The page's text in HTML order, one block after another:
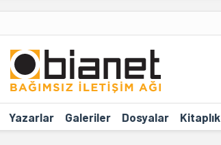
Yazarlar Galeriler Dosyalar Kitaplık